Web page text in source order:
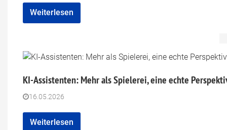
Weiterlesen
KI-Assistenten: Mehr als Spielerei, eine echte
16.05.2026
Weiterlesen